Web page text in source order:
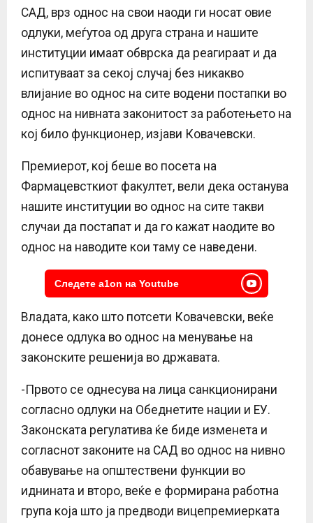
САД, врз однос на свои наоди ги носат овие
одлуки, меѓутоа од друга страна и нашите
институции имаат обврска да реагираат и да
испитуваат за секој случај без никакво
влијание во однос на сите водени постапки во
однос на нивната законитост за работењето на
кој било функционер, изјави Ковачевски.
Премиерот, кој беше во посета на
Фармацевсткиот факултет, вели дека останува
нашите институции во однос на сите такви
случаи да постапат и да го кажат наодите во
однос на наводите кои таму се наведени.
Следете a1on на Youtube
Владата, како што потсети Ковачевски, веќе
донесе одлука во однос на менување на
законските решенија во државата.
-Првото се однесува на лица санкционирани
согласно одлуки на Обеднетите нации и ЕУ.
Законската регулатива ќе биде изменета и
согласнот законите на САД во однос на нивно
обавување на општествени функции во
иднината и второ, веќе е формирана работна
група која што ја предводи вицепремиерката